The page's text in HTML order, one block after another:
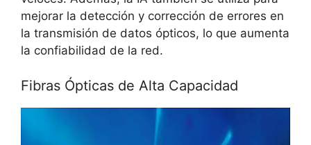
mejorar la detección y corrección de errores en
la transmisión de datos ópticos, lo que aumenta
la confiabilidad de la red.
Fibras Ópticas de Alta Capacidad